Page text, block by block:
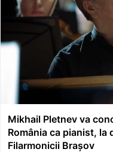
Mikhail Pletnev va
România ca pianist, la
Filarmonicii Brașov